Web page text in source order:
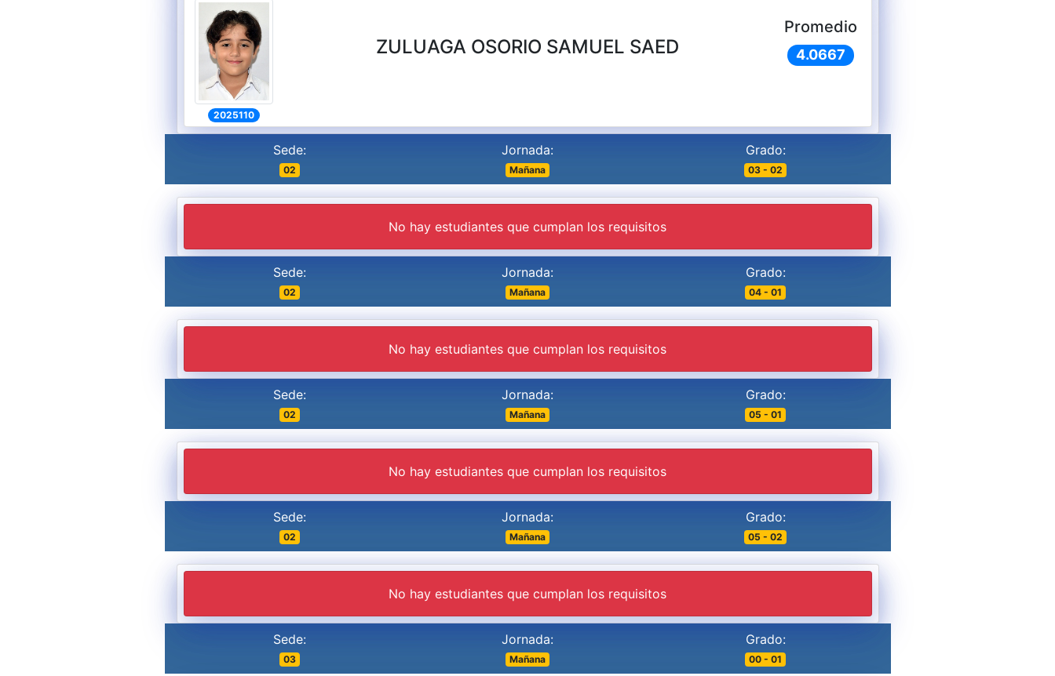
2025110
ZULUAGA OSORIO SAMUEL SAED
Promedio
4.0667
Sede:
02
Jornada:
Mañana
Grado:
03 - 02
No hay estudiantes que cumplan los requisitos
Sede:
02
Jornada:
Mañana
Grado:
04 - 01
No hay estudiantes que cumplan los requisitos
Sede:
02
Jornada:
Mañana
Grado:
05 - 01
No hay estudiantes que cumplan los requisitos
Sede:
02
Jornada:
Mañana
Grado:
05 - 02
No hay estudiantes que cumplan los requisitos
Sede:
03
Jornada:
Mañana
Grado:
00 - 01